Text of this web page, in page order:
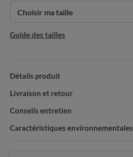
Choisir ma taille
Guide des tailles
Détails produit
Livraison et retour
Conseils entretien
Caractéristiques environnementales